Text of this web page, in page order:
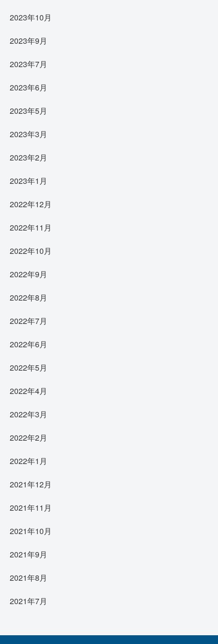
2023年10月
2023年9月
2023年7月
2023年6月
2023年5月
2023年3月
2023年2月
2023年1月
2022年12月
2022年11月
2022年10月
2022年9月
2022年8月
2022年7月
2022年6月
2022年5月
2022年4月
2022年3月
2022年2月
2022年1月
2021年12月
2021年11月
2021年10月
2021年9月
2021年8月
2021年7月